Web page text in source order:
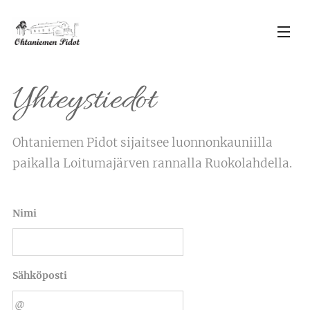
Yhteystiedot
Ohtaniemen Pidot sijaitsee luonnonkauniilla
paikalla Loitumajärven rannalla Ruokolahdella.
Nimi
Sähköposti